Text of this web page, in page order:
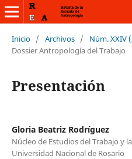
Inicio / Archivos / Núm. XXIV
Dossier Antropología del Trabajo
Presentación
Gloria Beatriz Rodríguez
Núcleo de Estudios del Trabajo y
Universidad Nacional de Rosario